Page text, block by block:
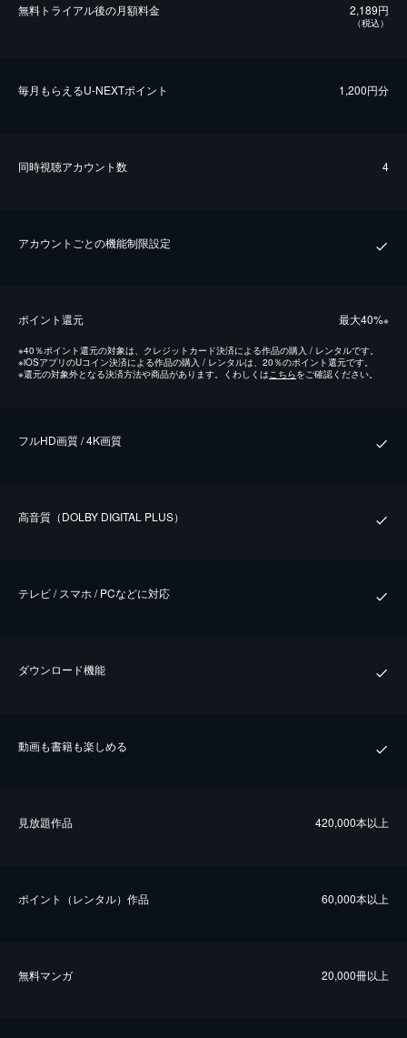
無料トライアル後の⽉額料金 2,189円
（税込）
毎⽉もらえるU-NEXTポイント 1,200円分
同時視聴アカウント数 4
アカウントごとの機能制限設定
ポイント還元 最⼤40%※
※40％ポイント還元の対象は、クレジットカード決済による作品の購入 / レンタルです。
※iOSアプリのUコイン決済による作品の購入 / レンタルは、20％のポイント還元です。
※還元の対象外となる決済方法や商品があります。くわしくは こちらをご確認ください。
フルHD画質 / 4K画質
⾼⾳質（DOLBY DIGITAL PLUS）
テレビ / スマホ / PCなどに対応
ダウンロード機能
動画も書籍も楽しめる
⾒放題作品 420,000本以上
ポイント（レンタル）作品 60,000本以上
無料マンガ 20,000冊以上